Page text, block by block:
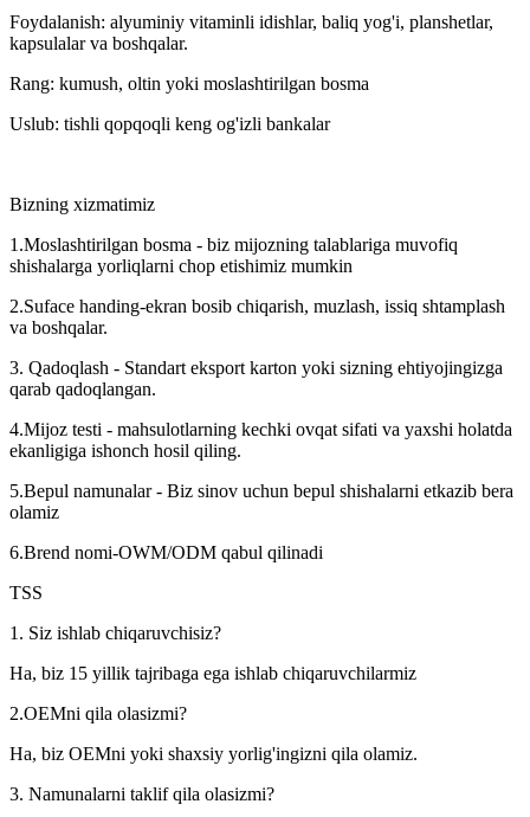
Foydalanish: alyuminiy vitaminli idishlar, baliq yog'i, planshetlar,
kapsulalar va boshqalar.
Rang: kumush, oltin yoki moslashtirilgan bosma
Uslub: tishli qopqoqli keng og'izli bankalar
Bizning xizmatimiz
1.Moslashtirilgan bosma - biz mijozning talablariga muvofiq
shishalarga yorliqlarni chop etishimiz mumkin
2.Suface handing-ekran bosib chiqarish, muzlash, issiq shtamplash
va boshqalar.
3. Qadoqlash - Standart eksport karton yoki sizning ehtiyojingizga
qarab qadoqlangan.
4.Mijoz testi - mahsulotlarning kechki ovqat sifati va yaxshi holatda
ekanligiga ishonch hosil qiling.
5.Bepul namunalar - Biz sinov uchun bepul shishalarni etkazib bera
olamiz
6.Brend nomi-OWM/ODM qabul qilinadi
TSS
1. Siz ishlab chiqaruvchisiz?
Ha, biz 15 yillik tajribaga ega ishlab chiqaruvchilarmiz
2.OEMni qila olasizmi?
Ha, biz OEMni yoki shaxsiy yorlig'ingizni qila olamiz.
3. Namunalarni taklif qila olasizmi?